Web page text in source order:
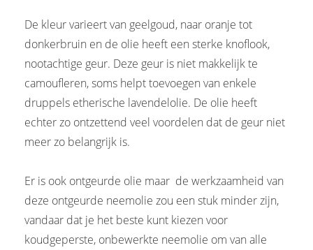
De kleur varieert van geelgoud, naar oranje tot
donkerbruin en de olie heeft een sterke knoflook,
nootachtige geur. Deze geur is niet makkelijk te
camoufleren, soms helpt toevoegen van enkele
druppels etherische lavendelolie. De olie heeft
echter zo ontzettend veel voordelen dat de geur niet
meer zo belangrijk is.
Er is ook ontgeurde olie maar de werkzaamheid van
deze ontgeurde neemolie zou een stuk minder zijn,
vandaar dat je het beste kunt kiezen voor
koudgeperste, onbewerkte neemolie om van alle